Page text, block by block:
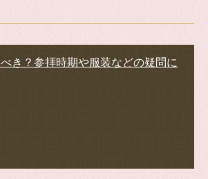
き？参拝時期や服装などの疑問に